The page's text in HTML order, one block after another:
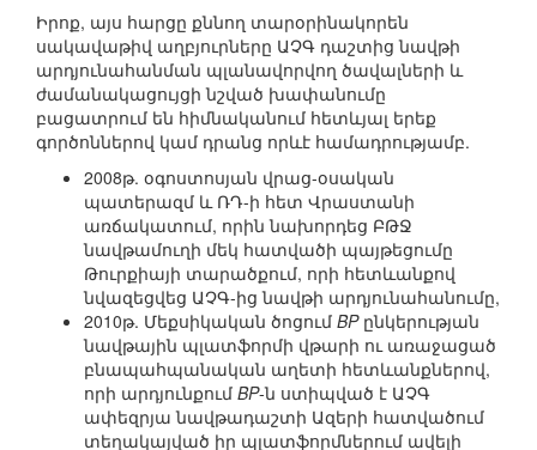
Իրոք, այս հարցը քննող տարօրինակորեն
սակավաթիվ աղբյուրները ԱՉԳ դաշտից նավթի
արդյունահանման պլանավորվող ծավալների և
ժամանակացույցի նշված խափանումը
բացատրում են հիմնականում հետևյալ երեք
գործոններով կամ դրանց որևէ համադրությամբ.
2008թ. օգոստոսյան վրաց-օսական
պատերազմ և ՌԴ-ի հետ Վրաստանի
առճակատում, որին նախորդեց ԲԹՋ
նավթամուղի մեկ հատվածի պայթեցումը
Թուրքիայի տարածքում, որի հետևանքով
նվազեցվեց ԱՉԳ-ից նավթի արդյունահանումը,
2010թ. Մեքսիկական ծոցում BPընկերության
նավթային պլատֆորմի վթարի ու առաջացած
բնապահպանական աղետի հետևանքներով,
որի արդյունքում BP-ն ստիպված է ԱՉԳ
ափեզրյա նավթադաշտի Ազերի հատվածում
տեղակայված իր պլատֆորմներում ավելի